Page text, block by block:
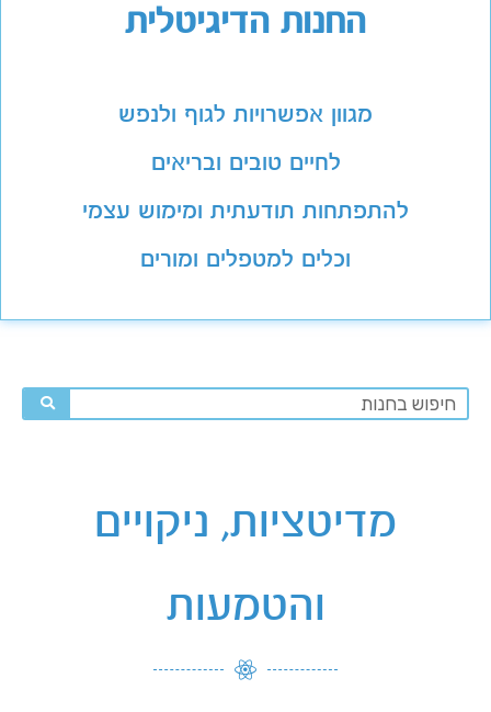
החנות הדיגיטלית
מגוון אפשרויות לגוף ולנפש
לחיים טובים ובריאים
להתפתחות תודעתית ומימוש עצמי
וכלים למטפלים ומורים
מדיטציות, ניקויים
והטמעות